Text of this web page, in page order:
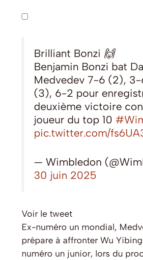
Brilliant Bonzi 🙌
Benjamin Bonzi bat
Medvedev 7-6 (2),
(3), 6-2 pour
deuxième victoire
joueur du top 10
pic.twitter.com/
— Wimbledon
30 juin 2025
Voir le tweet
Ex-numéro un mondial,
prépare à affronter Wu
numéro un junior, lors du